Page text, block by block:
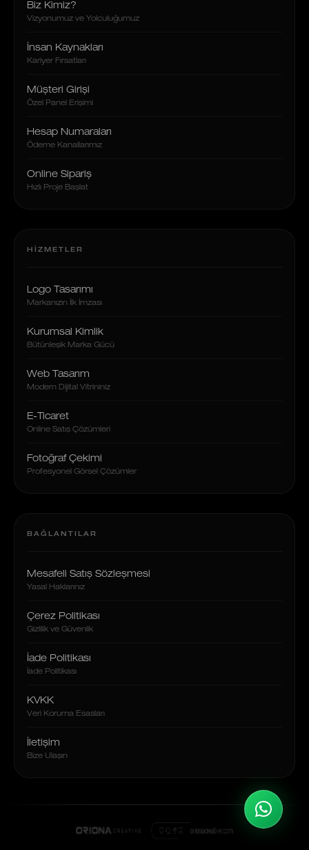
Biz Kimiz?
Vizyonumuz ve Yolculuğumuz
İnsan Kaynakları
Kariyer Fırsatları
Müşteri Girişi
Özel Panel Erişimi
Hesap Numaraları
Ödeme Kanallarımız
Online Sipariş
Hızlı Proje Başlat
HIZMETLER
Logo Tasarımı
Markanızın İlk İmzası
Kurumsal Kimlik
Bütünleşik Marka Gücü
Web Tasarım
Modern Dijital Vitrininiz
E-Ticaret
Online Satış Çözümleri
Fotoğraf Çekimi
Profesyonel Görsel Çözümler
BAĞLANTILAR
Mesafeli Satış Sözleşmesi
Yasal Haklarınız
Çerez Politikası
Gizlilik ve Güvenlik
İade Politikası
İade Politikası
KVKK
Veri Koruma Esasları
İletişim
Bize Ulaşın